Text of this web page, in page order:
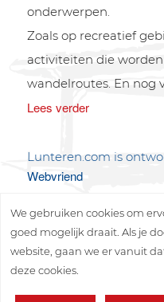
onderwerpen.
Zoals op recreatief
activiteiten die
wandelroutes. En nog
Lees verder
Lunteren.com is
Webvriend
We gebruiken cookies om
goed mogelijk draait. Als je
website, gaan we er vanuit
deze cookies.